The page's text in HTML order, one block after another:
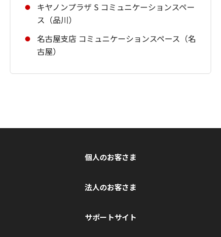
キヤノンプラザ S コミュニケーションスペー
ス（品川）
名古屋支店 コミュニケーションスペース（名
古屋）
個人のお客さま
法人のお客さま
サポートサイト